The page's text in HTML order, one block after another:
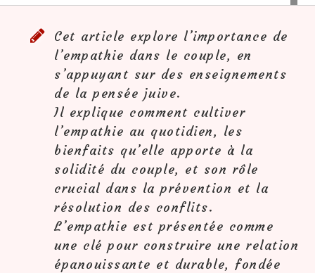
Cet article explore l’importance de
l’empathie dans le couple, en
s’appuyant sur des enseignements
de la pensée juive.
Il explique comment cultiver
l’empathie au quotidien, les
bienfaits qu’elle apporte à la
solidité du couple, et son rôle
crucial dans la prévention et la
résolution des conflits.
L’empathie est présentée comme
une clé pour construire une relation
épanouissante et durable, fondée